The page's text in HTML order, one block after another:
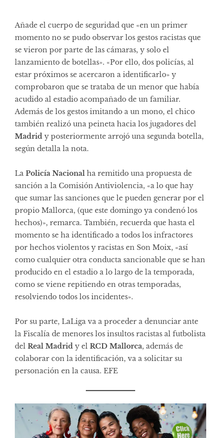
Añade el cuerpo de seguridad que «en un primer
momento no se pudo observar los gestos racistas que
se vieron por parte de las cámaras, y solo el
lanzamiento de botellas». «Por ello, dos policías, al
estar próximos se acercaron a identificarlo» y
comprobaron que se trataba de un menor que había
acudido al estadio acompañado de un familiar.
Además de los gestos imitando a un mono, el chico
también realizó una peineta hacia los jugadores del
Madrid y posteriormente arrojó una segunda botella,
según detalla la nota.
La Policía Nacional ha remitido una propuesta de
sanción a la Comisión Antiviolencia, «a lo que hay
que sumar las sanciones que le pueden generar por el
propio Mallorca, (que este domingo ya condenó los
hechos)», remarca. También, recuerda que hasta el
momento se ha identificado a todos los infractores
por hechos violentos y racistas en Son Moix, «así
como cualquier otra conducta sancionable que se han
producido en el estadio a lo largo de la temporada,
como se viene repitiendo en otras temporadas,
resolviendo todos los incidentes».
Por su parte, LaLiga va a proceder a denunciar ante
la Fiscalía de menores los insultos racistas al futbolista
del Real Madrid y el RCD Mallorca, además de
colaborar con la identificación, va a solicitar su
personación en la causa. EFE